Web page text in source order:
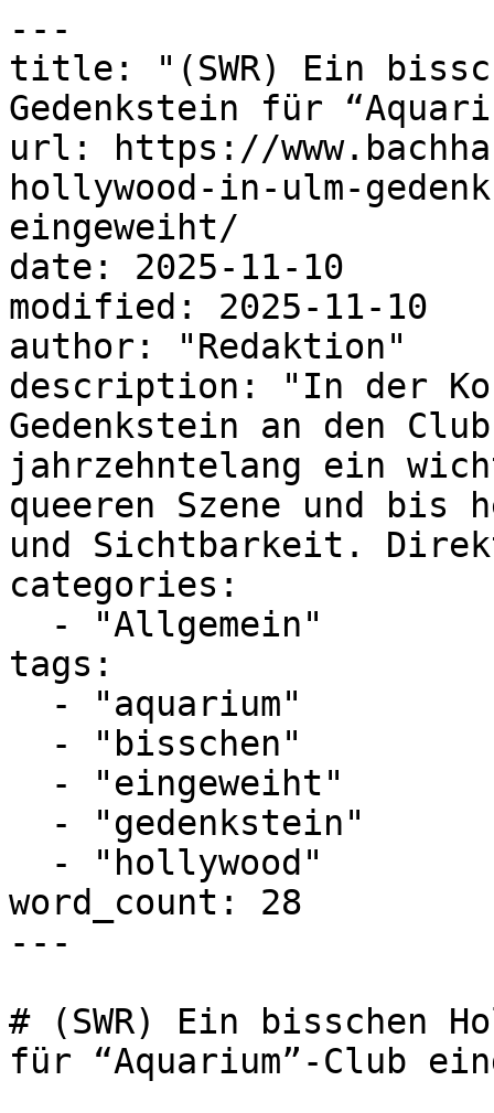
---
title: "(SWR) Ein
Gedenkstein für
url: https://
hollywood-in-ulm-
eingeweiht/
date: 2025-11-10
modified: 2025-11-10
author: "Redaktion"
description: "In der
Gedenkstein an den
jahrzehntelang ein
queeren Szene und
und Sichtbarkeit.
categories:
tags:
word_count: 28
---
# (SWR) Ein bisschen
für “Aquarium”-Club